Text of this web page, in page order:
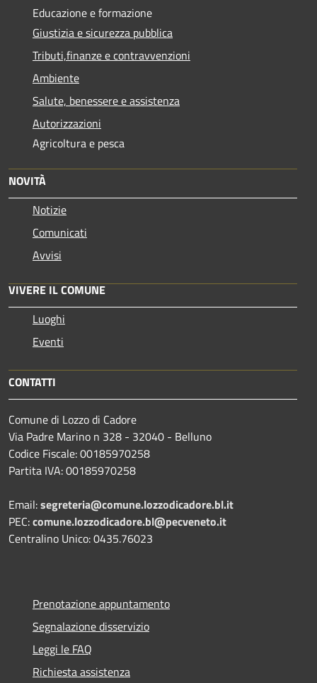
Educazione e formazione
Giustizia e sicurezza pubblica
Tributi,finanze e contravvenzioni
Ambiente
Salute, benessere e assistenza
Autorizzazioni
Agricoltura e pesca
NOVITÀ
Notizie
Comunicati
Avvisi
VIVERE IL COMUNE
Luoghi
Eventi
CONTATTI
Comune di Lozzo di Cadore
Via Padre Marino n 328 - 32040 - Belluno
Codice Fiscale: 00185970258
Partita IVA: 00185970258
Email:segreteria@comune.lozzodicadore.bl.it
PEC:comune.lozzodicadore.bl@pecveneto.it
Centralino Unico: 0435.76023
Prenotazione appuntamento
Segnalazione disservizio
Leggi le FAQ
Richiesta assistenza